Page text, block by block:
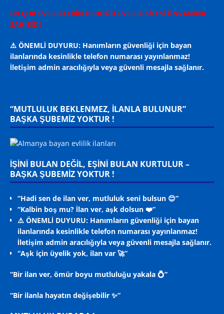
EN ÇOK EVLİLİKLERİN OLDUĞU EVLİLİK SİTESİ ÜNVANINA
SAHİBİZ !
⚠️ ÖNEMLİ DUYURU: Hanımların güvenliği için bayan
ilanlarında kesinlikle telefon numarası yayınlanmaz!
İletişim admin aracılığıyla veya güvenli mesajla sağlanır.
“MUTLULUK BEKLENMEZ, ILANLA BULUNUR”
BAŞKA ŞUBEMİZ YOKTUR !
İŞİNİ BULAN DEĞİL, EŞİNİ BULAN KURTULUR –
BAŞKA ŞUBEMİZ YOKTUR !
“Hadi sen de ilan ver, mutluluk seni bulsun 😊”
“Kalbin boş mu? İlan ver, aşk dolsun ❤️”
⚠️ ÖNEMLİ DUYURU: Hanımların güvenliği için bayan
ilanlarında kesinlikle telefon numarası yayınlanmaz!
İletişim admin aracılığıyla veya güvenli mesajla sağlanır.
“Aşk için üyelik yok, ilan var 🚀”
“Bir ilan ver, ömür boyu mutluluğu yakala 💍”
“Bir ilanla hayatın değişebilir ✨”